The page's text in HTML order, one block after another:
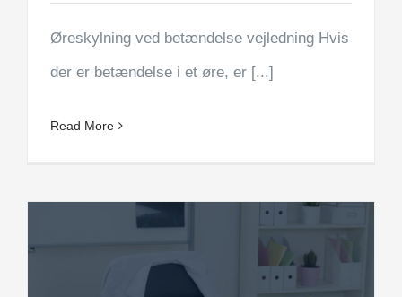
Øreskylning ved betændelse vejledning Hvis
der er betændelse i et øre, er [...]
Read More